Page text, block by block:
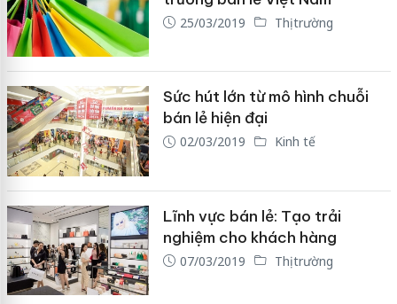
25/03/2019 Thị trường
Sức hút lớn từ mô hình chuỗi
bán lẻ hiện đại
02/03/2019 Kinh tế
Lĩnh vực bán lẻ: Tạo trải
nghiệm cho khách hàng
07/03/2019 Thị trường